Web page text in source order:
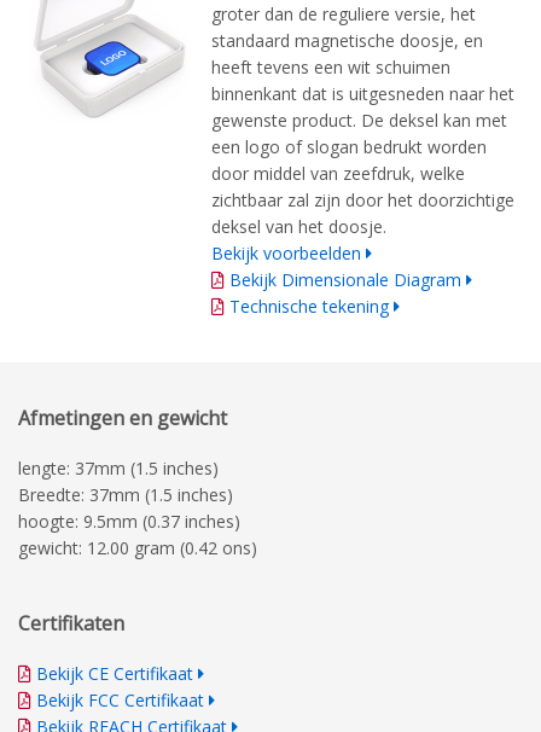
groter dan de reguliere versie, het
standaard magnetische doosje, en
heeft tevens een wit schuimen
binnenkant dat is uitgesneden naar het
gewenste product. De deksel kan met
een logo of slogan bedrukt worden
door middel van zeefdruk, welke
zichtbaar zal zijn door het doorzichtige
deksel van het doosje.
Bekijk voorbeelden
Bekijk Dimensionale Diagram
Technische tekening
Afmetingen en gewicht
lengte: 37mm (1.5 inches)
Breedte: 37mm (1.5 inches)
hoogte: 9.5mm (0.37 inches)
gewicht: 12.00 gram (0.42 ons)
Certifikaten
Bekijk CE Certifikaat
Bekijk FCC Certifikaat
Bekijk REACH Certifikaat